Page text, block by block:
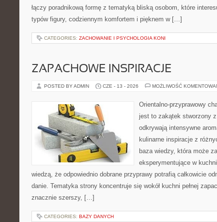
łączy poradnikową formę z tematyką bliską osobom, które
typów figury, codziennym komfortem i pięknem w […]
CATEGORIES: ZACHOWANIE I PSYCHOLOGIA KONI
ZAPACHOWE INSPIRACJE
POSTED BY ADMIN CZE - 13 - 2026 MOŻLIWOŚĆ
Orientalno-przyprawowy
jest to zakątek stworzony
odkrywają intensywne
kulinarne inspiracje z
baza wiedzy, która może
eksperymentujące w
wiedzą, że odpowiednio dobrane przyprawy potrafią całkowicie
danie. Tematyka strony koncentruje się wokół kuchni pełnej
znacznie szerszy, […]
CATEGORIES: BAZY DANYCH